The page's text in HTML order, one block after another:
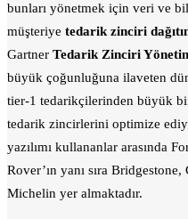
bunları yönetmek için veri ve
müşteriye tedarik zinciri
Gartner Tedarik Zinciri
büyük çoğunluğuna ilaveten
tier-1 tedarikçilerinden büyük bir
tedarik zincirlerini optimize
yazılımı kullananlar arasında
Rover’ın yanı sıra
Michelin yer almaktadır.